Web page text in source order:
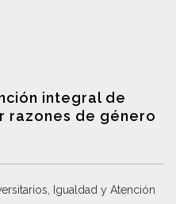
integral de
razones de género
Igualdad y Atención